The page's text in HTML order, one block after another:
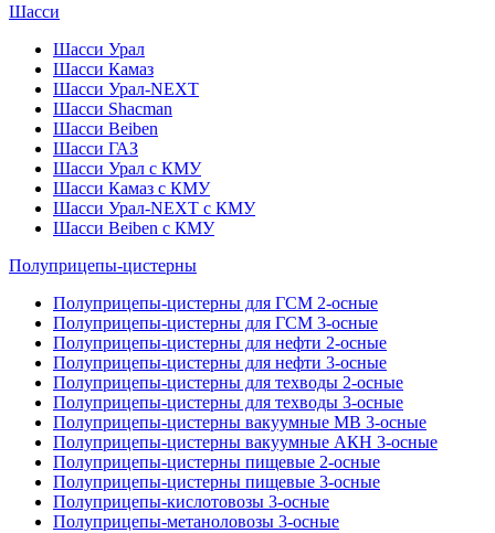
Шасси
Шасси Урал
Шасси Камаз
Шасси Урал-NEXT
Шасси Shacman
Шасси Beiben
Шасси ГАЗ
Шасси Урал с КМУ
Шасси Камаз с КМУ
Шасси Урал-NEXT с КМУ
Шасси Beiben с КМУ
Полуприцепы-цистерны
Полуприцепы-цистерны для ГСМ 2-осные
Полуприцепы-цистерны для ГСМ 3-осные
Полуприцепы-цистерны для нефти 2-осные
Полуприцепы-цистерны для нефти 3-осные
Полуприцепы-цистерны для техводы 2-осные
Полуприцепы-цистерны для техводы 3-осные
Полуприцепы-цистерны вакуумные МВ 3-осные
Полуприцепы-цистерны вакуумные АКН 3-осные
Полуприцепы-цистерны пищевые 2-осные
Полуприцепы-цистерны пищевые 3-осные
Полуприцепы-кислотовозы 3-осные
Полуприцепы-метаноловозы 3-осные